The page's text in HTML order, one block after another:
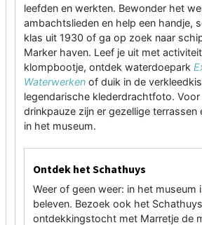
leefden en werkten. Bewonder het
ambachtslieden en help een handje,
klas uit 1930 of ga op zoek naar
Marker haven. Leef je uit met
klompbootje, ontdek waterdoepark
Waterwerken of duik in de
legendarische klederdrachtfoto.
drinkpauze zijn er gezellige terrassen
in het museum.
Ontdek het Schathuys
Weer of geen weer: in het museum
beleven. Bezoek ook het
ontdekkingstocht met Marretje de